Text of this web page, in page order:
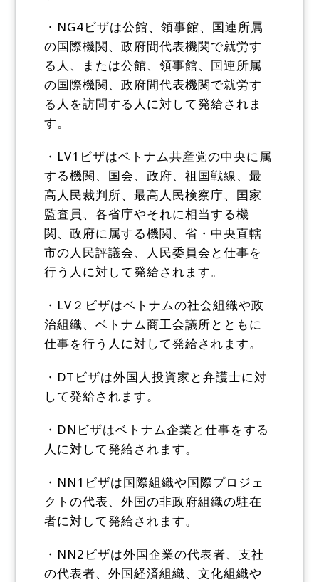
・NG4ビザは公館、領事館、国連所属
の国際機関、政府間代表機関で就労す
る人、または公館、領事館、国連所属
の国際機関、政府間代表機関で就労す
る人を訪問する人に対して発給されま
す。
・LV1ビザはベトナム共産党の中央に属
する機関、国会、政府、祖国戦線、最
高人民裁判所、最高人民検察庁、国家
監査員、各省庁やそれに相当する機
関、政府に属する機関、省・中央直轄
市の人民評議会、人民委員会と仕事を
行う人に対して発給されます。
・LV２ビザはベトナムの社会組織や政
治組織、ベトナム商工会議所とともに
仕事を行う人に対して発給されます。
・DTビザは外国人投資家と弁護士に対
して発給されます。
・DNビザはベトナム企業と仕事をする
人に対して発給されます。
・NN1ビザは国際組織や国際プロジェ
クトの代表、外国の非政府組織の駐在
者に対して発給されます。
・NN2ビザは外国企業の代表者、支社
の代表者、外国経済組織、文化組織や